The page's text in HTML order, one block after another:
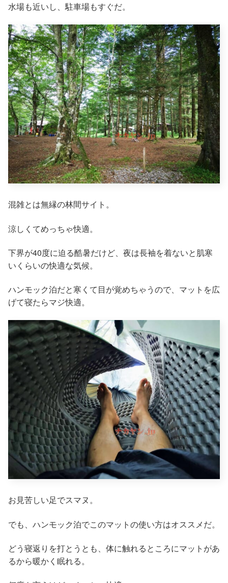
水場も近いし、駐車場もすぐだ。
混雑とは無縁の林間サイト。
涼しくてめっちゃ快適。
下界が40度に迫る酷暑だけど、夜は長袖を着ないと肌寒
いくらいの快適な気候。
ハンモック泊だと寒くて目が覚めちゃうので、マットを広
げて寝たらマジ快適。
お見苦しい足でスマヌ。
でも、ハンモック泊でこのマットの使い方はオススメだ。
どう寝返りを打とうとも、体に触れるところにマットがあ
るから暖かく眠れる。